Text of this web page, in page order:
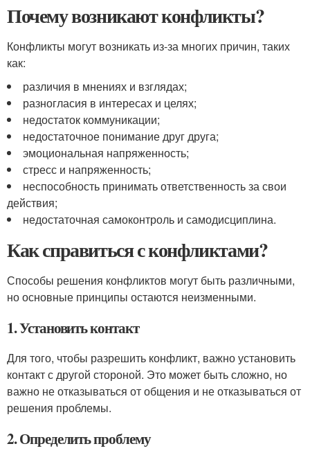
Почему возникают конфликты?
Конфликты могут возникать из-за многих причин, таких
как:
различия в мнениях и взглядах;
разногласия в интересах и целях;
недостаток коммуникации;
недостаточное понимание друг друга;
эмоциональная напряженность;
стресс и напряженность;
неспособность принимать ответственность за свои
действия;
недостаточная самоконтроль и самодисциплина.
Как справиться с конфликтами?
Способы решения конфликтов могут быть различными,
но основные принципы остаются неизменными.
1. Установить контакт
Для того, чтобы разрешить конфликт, важно установить
контакт с другой стороной. Это может быть сложно, но
важно не отказываться от общения и не отказываться от
решения проблемы.
2. Определить проблему